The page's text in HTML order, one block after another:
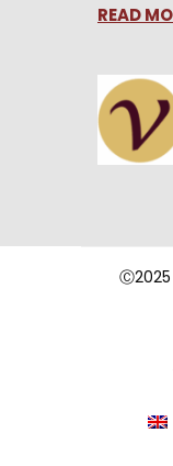
READ
Ⓒ2025